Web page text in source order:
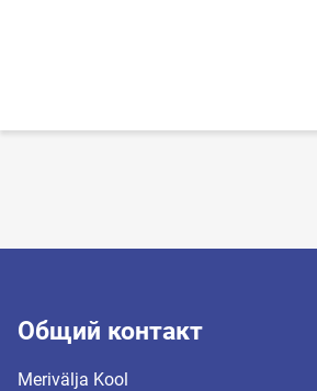
Общий контакт
Merivälja Kool